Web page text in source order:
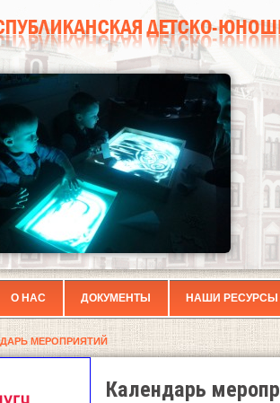
О НАС ДОКУМЕНТЫ НАШИ РЕСУРСЫ
МЕРОПРИЯТИЙ
Календарь